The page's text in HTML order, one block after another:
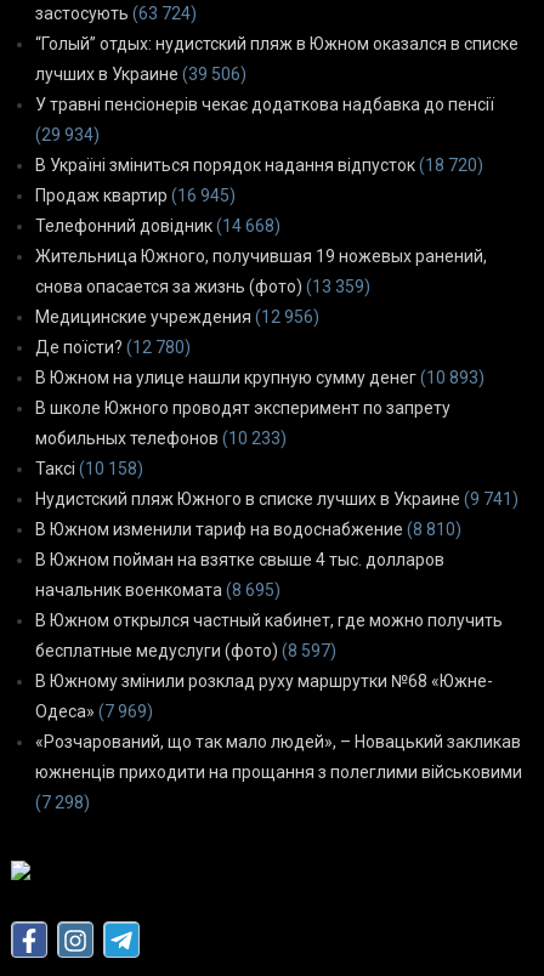
застосують (63 724)
“Голый” отдых: нудистский пляж в Южном оказался в списке
лучших в Украине (39 506)
У травні пенсіонерів чекає додаткова надбавка до пенсії
(29 934)
В Україні зміниться порядок надання відпусток(18 720)
Продаж квартир (16 945)
Телефонний довідник(14 668)
Жительница Южного, получившая 19 ножевых ранений,
снова опасается за жизнь (фото) (13 359)
Медицинские учреждения (12 956)
Де поїсти? (12 780)
В Южном на улице нашли крупную сумму денег(10 893)
В школе Южного проводят эксперимент по запрету
мобильных телефонов (10 233)
Таксі (10 158)
Нудистский пляж Южного в списке лучших в Украине (9 741)
В Южном изменили тариф на водоснабжение (8 810)
В Южном пойман на взятке свыше 4 тыс. долларов
начальник военкомата (8 695)
В Южном открылся частный кабинет, где можно получить
бесплатные медуслуги (фото) (8 597)
В Южному змінили розклад руху маршрутки №68 «Южне-
Одеса» (7 969)
«Розчарований, що так мало людей», – Новацький закликав
южненців приходити на прощання з полеглими військовими
(7 298)